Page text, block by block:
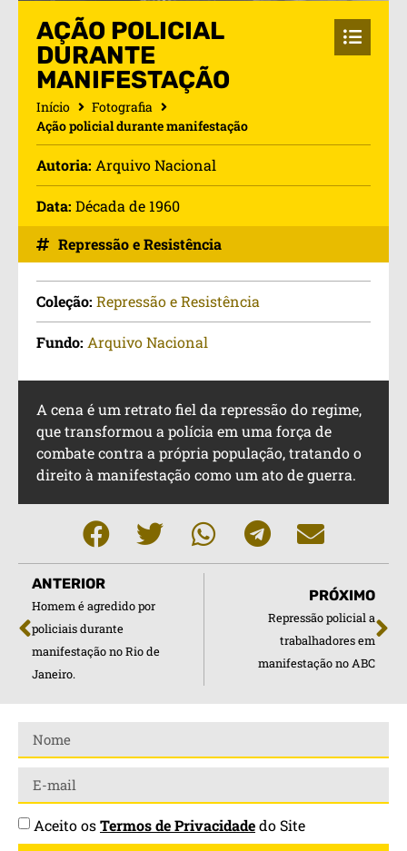
AÇÃO POLICIAL
DURANTE
MANIFESTAÇÃO
Início
Fotografia
Ação policial durante manifestação
Autoria: Arquivo Nacional
Data: Década de 1960
Repressão e Resistência
Coleção: Repressão e Resistência
Fundo: Arquivo Nacional
A cena é um retrato fiel da repressão do regime,
que transformou a polícia em uma força de
combate contra a própria população, tratando o
direito à manifestação como um ato de guerra.
ANTERIOR
Homem é agredido por
policiais durante
manifestação no Rio de
Janeiro.
PRÓXIMO
Repressão policial a
trabalhadores em
manifestação no ABC
Aceito osTermos de Privacidadedo Site